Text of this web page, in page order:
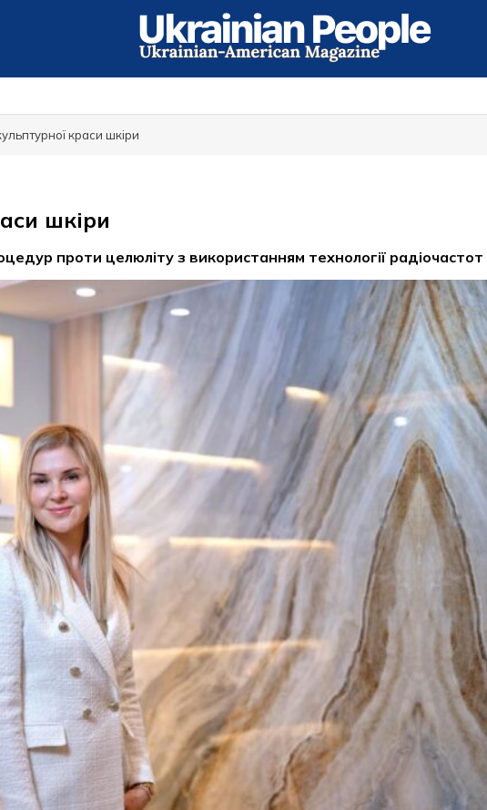
краси шкіри
шкіри
проти целюліту з використанням технології радіочастот